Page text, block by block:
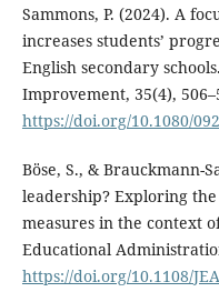
Sammons, P. (2024). A
increases students’
English secondary
Improvement, 35(4),
https://doi.org/10.1080/
Böse, S., & Brauckmann-
leadership? Exploring
measures in the context
Educational
https://doi.org/10.1108/